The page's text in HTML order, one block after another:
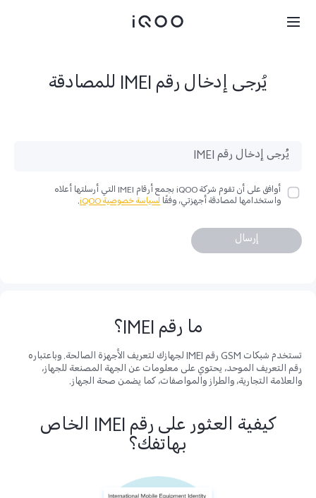
يُرجى إدخال رقم IMEI للمصادقة
أوافق على أن تقوم شركة iQOO بجمع أرقام IMEI التي أرسلتها أعلاه
واستخدامها لمصادقة أجهزتي، وفقًالسياسة خصوصية iQOO .
إرسال
ما رقم IMEI؟
تستخدم شبكات GSM رقم IMEI لجهازك لتعريف الأجهزة الصالحة. وباعتباره
رقم التعريف الموحد، يحتوي على معلومات عن الجهة المصنعة للجهاز،
والعلامة التجارية، والطراز والمواصفات، كما يضمن صحة الجهاز.
كيفية العثور على رقم IMEI الخاص
بهاتفك؟